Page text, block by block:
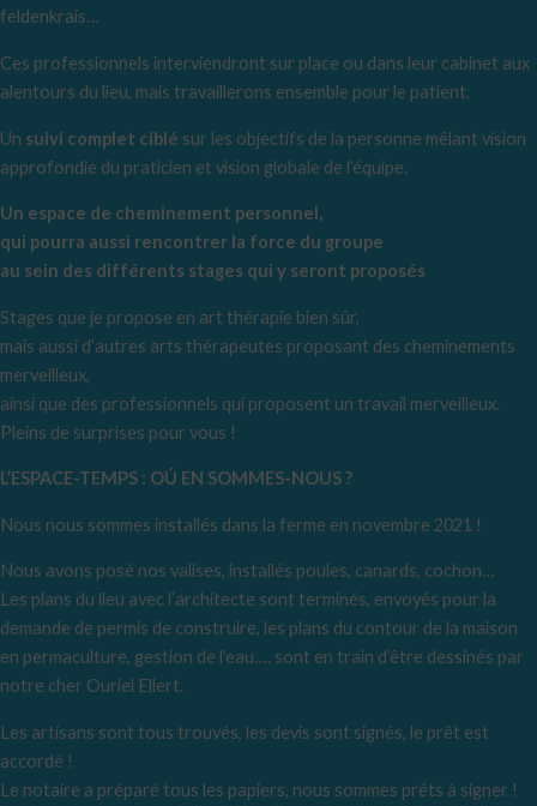
feldenkrais…
Ces professionnels interviendront sur place ou dans leur cabinet aux
alentours du lieu, mais travaillerons ensemble pour le patient.
Un suivi complet ciblé sur les objectifs de la personne mêlant vision
approfondie du praticien et vision globale de l’équipe.
Un espace de cheminement personnel,
qui pourra aussi rencontrer la force du groupe
au sein des différents stages qui y seront proposés
Stages que je propose en art thérapie bien sûr,
mais aussi d’autres arts thérapeutes proposant des cheminements
merveilleux,
ainsi que des professionnels qui proposent un travail merveilleux.
Pleins de surprises pour vous !
L’ESPACE-TEMPS : OÚ EN SOMMES-NOUS ?
Nous nous sommes installés dans la ferme en novembre 2021 !
Nous avons posé nos valises, installés poules, canards, cochon…
Les plans du lieu avec l’architecte sont terminés, envoyés pour la
demande de permis de construire, les plans du contour de la maison
en permaculture, gestion de l’eau…. sont en train d’être dessinés par
notre cher Ouriel Ellert.
Les artisans sont tous trouvés, les devis sont signés, le prêt est
accordé !
Le notaire a préparé tous les papiers, nous sommes prêts à signer !